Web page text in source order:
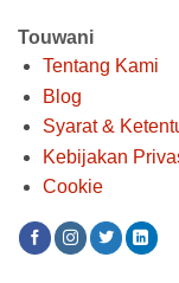
Touwani
Tentang Kami
Blog
Syarat &
Kebijakan
Cookie